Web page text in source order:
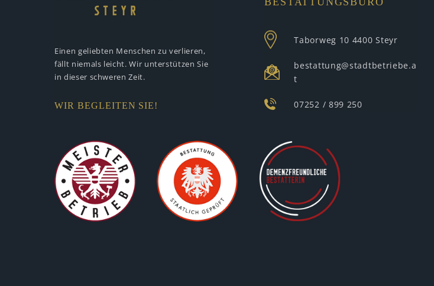
Einen geliebten Menschen zu verlieren,
fällt niemals leicht. Wir unterstützen Sie
in dieser schweren Zeit.
WIR BEGLEITEN SIE!
Taborweg 10 4400 Steyr
bestattung@stadtbetriebe.a
t
07252 / 899 250